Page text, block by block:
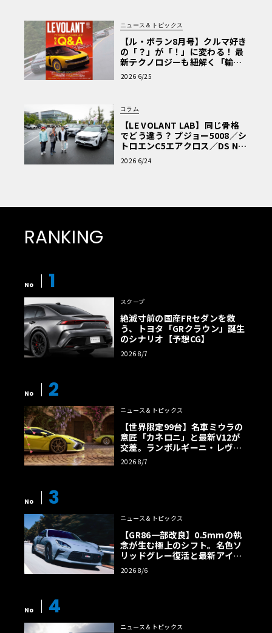
ニュース＆トピックス
【ル・ボラン8月号】クルマ好き
の「？」が「！」に変わる！ 最
新テクノロジーも紐解く「輸入
車Q&A」
2026 6/25
コラム
【LE VOLANT LAB】同じ骨格
でどう違う？ プジョー5008／シ
トロエンC5エアクロス／DS Nº4
読者一気乗りレポート
2026 6/24
RANKING
No 1
スクープ
絶滅寸前の国産FRセダンを救
う、トヨタ「GRクラウン」誕生
のシナリオ【予想CG】
2026 8/7
No 2
ニュース＆トピックス
【世界限定99台】名車ミウラの
意匠「カネロニ」と最新V12が
交差。ランボルギーニ・レヴエ
ルトに60周年記念車が登場
2026 8/7
No 3
ニュース＆トピックス
【GR86一部改良】0.5mmの執
念が生む極上のシフト。名色ソ
リッドグレー復活と最新アイサ
イトでFRの極みへ
2026 8/6
No 4
ニュース＆トピックス